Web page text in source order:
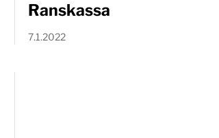
Ranskassa
7.1.2022